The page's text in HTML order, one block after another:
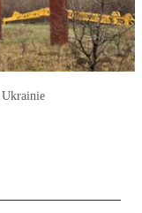
Ukrainie